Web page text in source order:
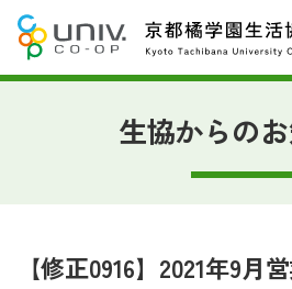
生協からの
【修正0916】2021年9月